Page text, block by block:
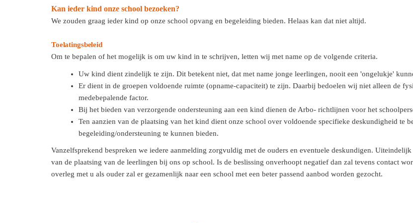
Kan ieder kind onze school bezoeken?
We zouden graag ieder kind op onze school opvang en begeleiding bieden. Helaas kan dat niet altijd.
Toelatingsbeleid
Om te bepalen of het mogelijk is om uw kind in te schrijven, letten wij met name op de volgende criteria.
Uw kind dient zindelijk te zijn. Dit betekent niet, dat met name jonge leerlingen, nooit een 'ongelukje'
Er dient in de groepen voldoende ruimte (opname-capaciteit) te zijn. Daarbij bedoelen wij niet alleen de
medebepalende factor.
Bij het bieden van verzorgende ondersteuning aan een kind dienen de Arbo- richtlijnen voor het
Ten aanzien van de plaatsing van het kind dient onze school over voldoende specifieke deskundigheid te
begeleiding/ondersteuning te kunnen bieden.
Vanzelfsprekend bespreken we iedere aanmelding zorgvuldig met de ouders en eventuele deskundigen.
van de plaatsing van de leerlingen bij ons op school. Is de beslissing onverhoopt negatief dan zal tevens contact
overleg met u als ouder zal er gezamenlijk naar een school met een beter passend aanbod worden gezocht.